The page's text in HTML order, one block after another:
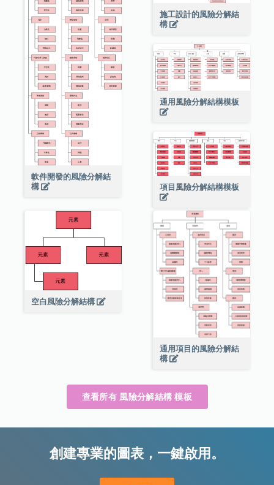
施工設計的風險分解結
構
軟件開發的風險分解結
構
通用風險分解結構模板
項目風險分解結構模板
空白風險分解結構
通用項目的風險分解結
構
查看所有 風險分解結構 模板
創建專業的圖表，一鍵啟用。